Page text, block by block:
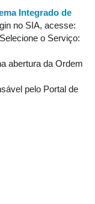
Integrado de
no SIA, acesse:
o Serviço:
abertura da Ordem
pelo Portal de